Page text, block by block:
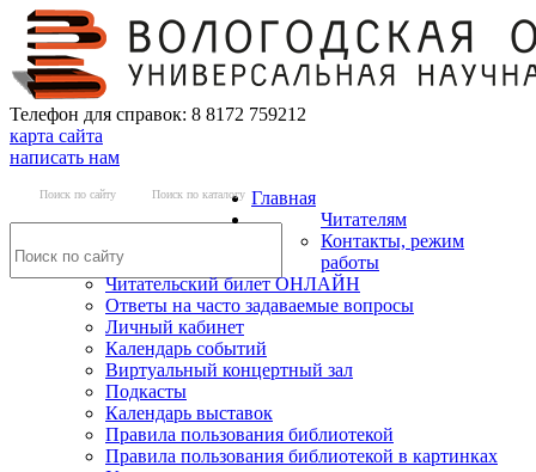
Телефон для справок: 8 8172 759212
карта сайта
написать нам
Поиск по сайту Поиск по каталогу Главная
Читателям
Контакты, режим
работы
Читательский билет ОНЛАЙН
Ответы на часто задаваемые вопросы
Личный кабинет
Календарь событий
Виртуальный концертный зал
Подкасты
Календарь выставок
Правила пользования библиотекой
Правила пользования библиотекой в картинках